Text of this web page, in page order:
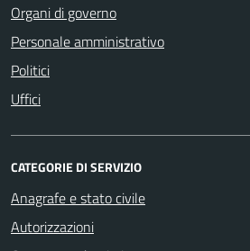
Organi di governo
Personale amministrativo
Politici
Uffici
CATEGORIE DI SERVIZIO
Anagrafe e stato civile
Autorizzazioni